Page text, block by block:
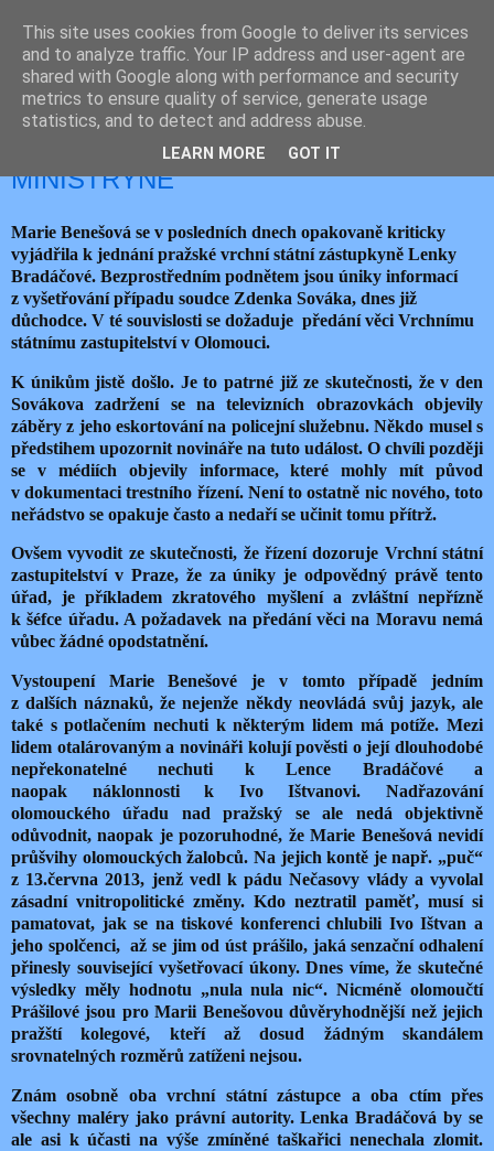
JEMELIK ZDENĚK
neděle 28. února 2021
ROZPORNÉ POSTOJE UPOVÍDANÉ
MINISTRYNĚ
Marie Benešová se v posledních dnech opakovaně kriticky
vyjádřila k jednání pražské vrchní státní zástupkyně Lenky
Bradáčové. Bezprostředním podnětem jsou úniky informací
z vyšetřování případu soudce Zdenka Sováka, dnes již
důchodce. V té souvislosti se dožaduje předání věci Vrchnímu
státnímu zastupitelství v Olomouci.
K únikům jistě došlo. Je to patrné již ze skutečnosti, že v den
Sovákova zadržení se na televizních obrazovkách objevily
záběry z jeho eskortování na policejní služebnu. Někdo musel s
předstihem upozornit novináře na tuto událost. O chvíli později
se v médiích objevily informace, které mohly mít původ
v dokumentaci trestního řízení. Není to ostatně nic nového, toto
neřádstvo se opakuje často a nedaří se učinit tomu přítrž.
Ovšem vyvodit ze skutečnosti, že řízení dozoruje Vrchní státní
zastupitelství v Praze, že za úniky je odpovědný právě tento
úřad, je příkladem zkratového myšlení a zvláštní nepřízně
k šéfce úřadu. A požadavek na předání věci na Moravu nemá
vůbec žádné opodstatnění.
Vystoupení Marie Benešové je v tomto případě jedním
z dalších náznaků, že nejenže někdy neovládá svůj jazyk, ale
také s potlačením nechuti k některým lidem má potíže. Mezi
lidem otalárovaným a novináři kolují pověsti o její dlouhodobé
nepřekonatelné nechuti k Lence Bradáčové a
naopak náklonnosti k Ivo Ištvanovi. Nadřazování
olomouckého úřadu nad pražský se ale nedá objektivně
odůvodnit, naopak je pozoruhodné, že Marie Benešová nevidí
průšvihy olomouckých žalobců. Na jejich kontě je např. „puč“
z 13.června 2013, jenž vedl k pádu Nečasovy vlády a vyvolal
zásadní vnitropolitické změny. Kdo neztratil paměť, musí si
pamatovat, jak se na tiskové konferenci chlubili Ivo Ištvan a
jeho spolčenci, až se jim od úst prášilo, jaká senzační odhalení
přinesly související vyšetřovací úkony. Dnes víme, že skutečné
výsledky měly hodnotu „nula nula nic“. Nicméně olomoučtí
Prášilové jsou pro Marii Benešovou důvěryhodnější než jejich
pražští kolegové, kteří až dosud žádným skandálem
srovnatelných rozměrů zatíženi nejsou.
Znám osobně oba vrchní státní zástupce a oba ctím přes
všechny maléry jako právní autority. Lenka Bradáčová by se
ale asi k účasti na výše zmíněné taškařici nenechala zlomit.
This site uses cookies from Google to deliver its services
and to analyze traffic. Your IP address and user-agent are
shared with Google along with performance and security
metrics to ensure quality of service, generate usage
statistics, and to detect and address abuse.
LEARN MORE GOT IT